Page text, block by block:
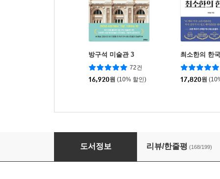
방구석 미술관 3
72건
16,920원 (10% 할인)
최소한의 한
17,820원
방구석 미술관 2 : 한국
도서정보 리뷰/한줄평 (168/199)